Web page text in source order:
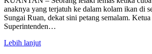
anaknya yang terjatuh ke dalam kolam ikan di
Sungai Ruan, dekat sini petang semalam.
Superintenden…
Lebih lanjut